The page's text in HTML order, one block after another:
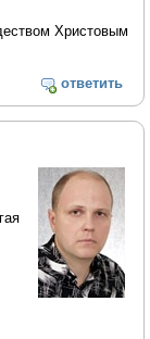
Христовым
ответить